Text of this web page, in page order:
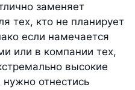
заменяет
тех, кто не планирует
если намечается
или в компании тех,
высокие
отнестись